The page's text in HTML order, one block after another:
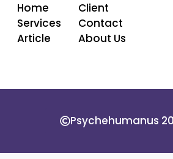
Home
Services
Article
Client
Contact
About Us
Psychehumanus